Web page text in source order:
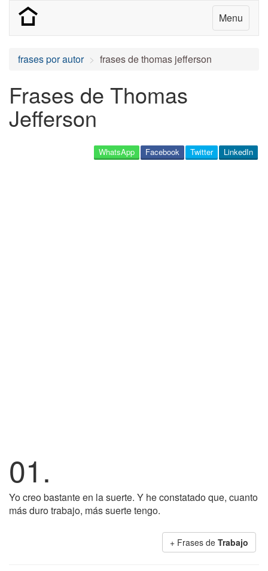
Menu
frases por autor frases de thomas jefferson
Frases de Thomas
Jefferson
LinkedIn
Twitter
Facebook
WhatsApp
01.
Yo creo bastante en la suerte. Y he constatado que, cuanto
más duro trabajo, más suerte tengo.
+ Frases de Trabajo